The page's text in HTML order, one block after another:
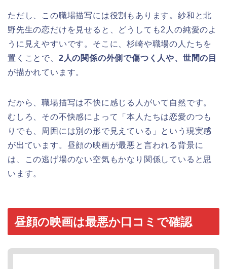
ただし、この職場描写には役割もあります。紗和と北
野先生の恋だけを見せると、どうしても2人の純愛のよ
うに見えやすいです。そこに、杉崎や職場の人たちを
置くことで、 2人の関係の外側で傷つく人や、世間の目
が描かれています。
だから、職場描写は不快に感じる人がいて自然です。
むしろ、その不快感によって「本人たちは恋愛のつも
りでも、周囲には別の形で見えている」という現実感
が出ています。昼顔の映画が最悪と言われる背景に
は、この逃げ場のない空気もかなり関係していると思
います。
昼顔の映画は最悪か口コミで確認